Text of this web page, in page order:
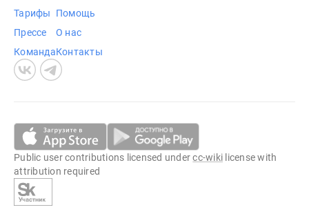
Тарифы
Прессе
Команда
Помощь
О нас
Контакты
Public user contributions licensed undercc-wiki license with
attribution required